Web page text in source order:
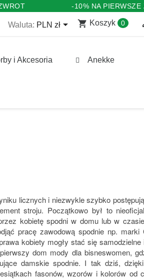
-10% NA PIERWSZE
Waluta: PLN zł shopping_cart Koszyk 0
i Akcesoria Anekke
licznych i niezwykle szybko
stroju. Początkowo był to
kobietę spodni w domu lub w
pracę zawodową spodnie np.
kobiety mogły stać się samodzielne
dom mody dla bisneswomen,
damskie spodnie. I tak dziś,
fasonów, wzorów i kolorów od